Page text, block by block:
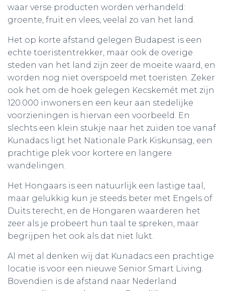
waar verse producten worden verhandeld:
groente, fruit en vlees, veelal zo van het land.
Het op korte afstand gelegen Budapest is een
echte toeristentrekker, maar ook de overige
steden van het land zijn zeer de moeite waard, en
worden nog niet overspoeld met toeristen. Zeker
ook het om de hoek gelegen Kecskemét met zijn
120.000 inwoners en een keur aan stedelijke
voorzieningen is hiervan een voorbeeld. En
slechts een klein stukje naar het zuiden toe vanaf
Kunadacs ligt het Nationale Park Kiskunsag, een
prachtige plek voor kortere en langere
wandelingen.
Het Hongaars is een natuurlijk een lastige taal,
maar gelukkig kun je steeds beter met Engels of
Duits terecht, en de Hongaren waarderen het
zeer als je probeert hun taal te spreken, maar
begrijpen het ook als dat niet lukt.
Al met al denken wij dat Kunadacs een prachtige
locatie is voor een nieuwe Senior Smart Living.
Bovendien is de afstand naar Nederland